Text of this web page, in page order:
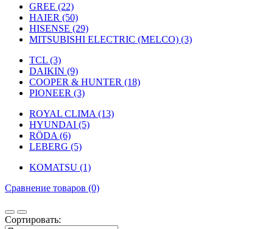
GREE (22)
HAIER (50)
HISENSE (29)
MITSUBISHI ELECTRIC (MELCO) (3)
TCL (3)
DAIKIN (9)
COOPER & HUNTER (18)
PIONEER (3)
ROYAL CLIMA (13)
HYUNDAI (5)
RÖDA (6)
LEBERG (5)
KOMATSU (1)
Сравнение товаров (0)
Сортировать: